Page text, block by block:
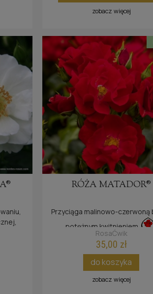
zobacz więcej
RÓŻA MATADOR®
Przyciąga malinowo-czerwoną
potężnym kwitnieniem.
RosaĆwik
35,00 zł
do koszyka
zobacz więcej